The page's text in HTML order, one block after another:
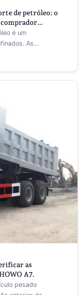
de petróleo: o
comprador
é um
As
de petróleo
as
A7.
pesado